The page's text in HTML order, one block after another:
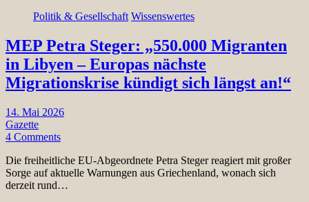
Politik & Gesellschaft Wissenswertes
MEP Petra Steger: „550.000 Migranten
in Libyen – Europas nächste
Migrationskrise kündigt sich längst an!“
14. Mai 2026
Gazette
4 Comments
Die freiheitliche EU-Abgeordnete Petra Steger reagiert mit großer
Sorge auf aktuelle Warnungen aus Griechenland, wonach sich
derzeit rund…